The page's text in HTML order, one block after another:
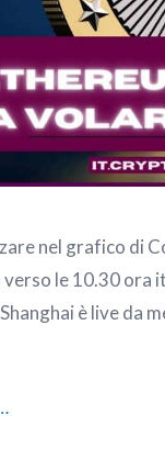
nel grafico di
le 10.30 ora
è live da